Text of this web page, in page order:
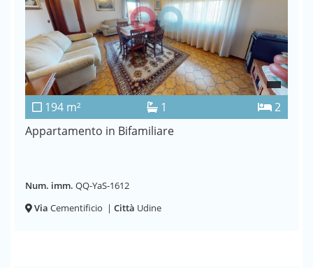
194 m² 1
2
Appartamento in Bifamiliare
Num. imm. QQ-YaS-1612
Via Cementificio | Città Udine